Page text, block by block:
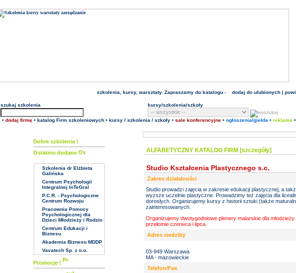
szkolenia kursy, warsztaty. Zapraszamy do katalogu - dodaj do ulubionych |
szukaj szkolenia kursy/szkolenia/szkoły
• dodaj firmę • katalog Firm szkoleniowych • kursy / szkolenia / szkoły • sale konferencyjne • ogłoszenia/giełda • reklama •
Dobre szkolenia !
Ostatnio dodane
Szkolenia dr Elżbieta
Galińska
Centrum Psychologii
Integralnej InTeGral
P.C.R. - Psychologiczne
Centrum Rozwoju
Pracownia Pomocy
Psychologicznej dla
Dzieci Młodzieży i Rodzin
Centrum Edukacji i
Biznesu
Akademia Biznesu MDDP
Vavatech Sp. z o.o.
Promocje !
ALFABETYCZNY KATALOG FIRM [szczegóły]
Studio Kształcenia Plastycznego s.c.
Zakres działalności
Studio prowadzi zajęcia w zakresie edukacji plastycznej, a
wyzsze uczelnie plastyczne. Prowadzimy też zajęcia dla
dorosłych. Organizujemy kursy z historii sztuki (także
zainteresowanych.
Organizujemy dwutygodniowe plenery malarskie dla
przełomie czerwca i lipca.
Adres siedziby
03-949 Warszawa
MA - mazowieckie
Telefon/Fax